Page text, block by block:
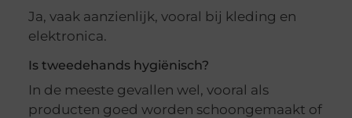
Ja, vaak aanzienlijk, vooral bij kleding en
elektronica.
Is tweedehands hygiënisch?
In de meeste gevallen wel, vooral als
producten goed worden schoongemaakt of